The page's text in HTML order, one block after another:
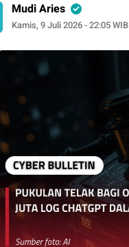
Mudi Aries
Kamis, 9 Juli 2026 - 22:05 WIB